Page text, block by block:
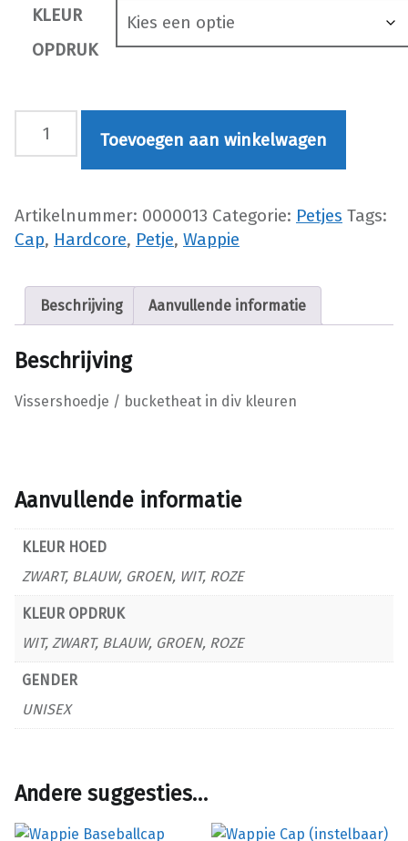
KLEUR
OPDRUK
Vissershoedje / bucketheat in div kleuren aantal
Toevoegen aan winkelwagen
Artikelnummer: 0000013 Categorie: Petjes Tags:
Cap, Hardcore, Petje, Wappie
Beschrijving Aanvullende informatie
Beschrijving
Vissershoedje / bucketheat in div kleuren
Aanvullende informatie
KLEUR HOED
ZWART, BLAUW, GROEN, WIT, ROZE
KLEUR OPDRUK
WIT, ZWART, BLAUW, GROEN, ROZE
GENDER
UNISEX
Andere suggesties…